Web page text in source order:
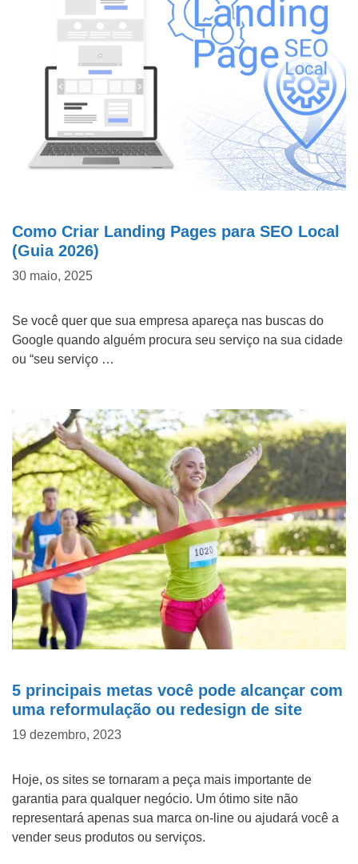
Como Criar Landing Pages para SEO Local
(Guia 2026)
30 maio, 2025
Se você quer que sua empresa apareça nas buscas do
Google quando alguém procura seu serviço na sua cidade
ou “seu serviço …
5 principais metas você pode alcançar com
uma reformulação ou redesign de site
19 dezembro, 2023
Hoje, os sites se tornaram a peça mais importante de
garantia para qualquer negócio. Um ótimo site não
representará apenas sua marca on-line ou ajudará você a
vender seus produtos ou serviços.